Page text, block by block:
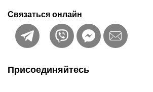
Связаться онлайн
Присоединяйтесь